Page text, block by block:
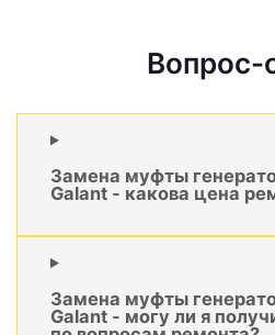
Вопрос-
Замена муфты
Galant - какова цена
Замена муфты
Galant - могу ли я